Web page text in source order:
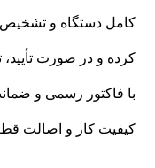
کامل دستگاه و تشخیص
کرده و در صورت
با فاکتور رسمی و
کیفیت کار و اصالت